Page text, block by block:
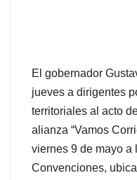
El gobernador
jueves a dirigentes
territoriales al acto
alianza “Vamos
viernes 9 de mayo a
Convenciones,